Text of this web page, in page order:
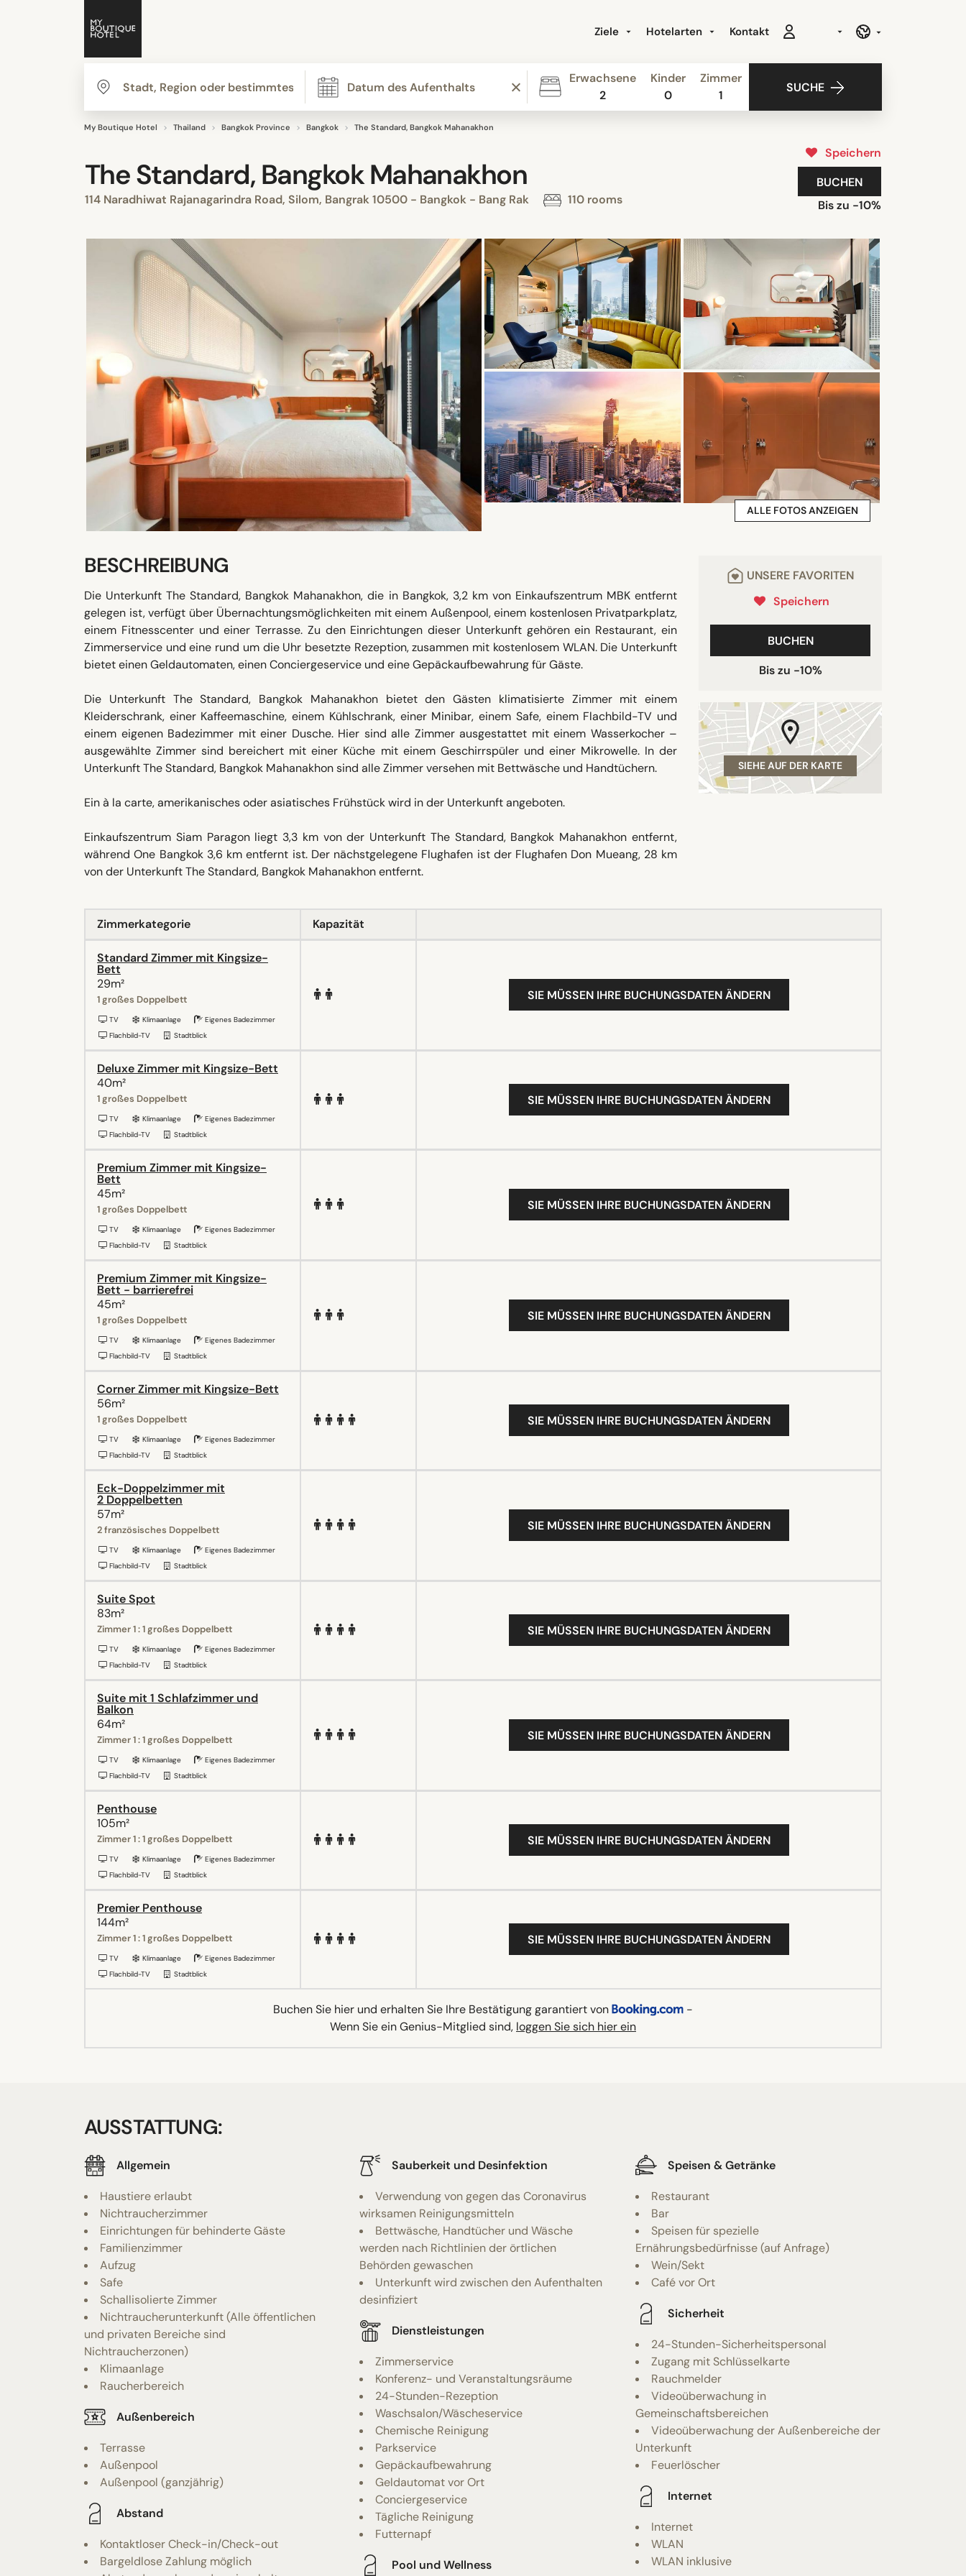
Ziele Hotelarten Kontakt
Erwachsene
2
Kinder
0
Zimmer
1
SUCHE
My Boutique Hotel Thailand Bangkok Province Bangkok The Standard, Bangkok Mahanakhon
The Standard, Bangkok Mahanakhon
114 Naradhiwat Rajanagarindra Road, Silom, Bangrak 10500 - Bangkok - Bang Rak 110 rooms
Speichern
BUCHEN
Bis zu -10%
ALLE FOTOS ANZEIGEN
UNSERE FAVORITEN
Speichern
BUCHEN
Bis zu -10%
SIEHE AUF DER KARTE
BESCHREIBUNG
Die Unterkunft The Standard, Bangkok Mahanakhon, die in Bangkok, 3,2 km von Einkaufszentrum MBK entfernt
gelegen ist, verfügt über Übernachtungsmöglichkeiten mit einem Außenpool, einem kostenlosen Privatparkplatz,
einem Fitnesscenter und einer Terrasse. Zu den Einrichtungen dieser Unterkunft gehören ein Restaurant, ein
Zimmerservice und eine rund um die Uhr besetzte Rezeption, zusammen mit kostenlosem WLAN. Die Unterkunft
bietet einen Geldautomaten, einen Conciergeservice und eine Gepäckaufbewahrung für Gäste.
Die Unterkunft The Standard, Bangkok Mahanakhon bietet den Gästen klimatisierte Zimmer mit einem
Kleiderschrank, einer Kaffeemaschine, einem Kühlschrank, einer Minibar, einem Safe, einem Flachbild-TV und
einem eigenen Badezimmer mit einer Dusche. Hier sind alle Zimmer ausgestattet mit einem Wasserkocher –
ausgewählte Zimmer sind bereichert mit einer Küche mit einem Geschirrspüler und einer Mikrowelle. In der
Unterkunft The Standard, Bangkok Mahanakhon sind alle Zimmer versehen mit Bettwäsche und Handtüchern.
Ein à la carte, amerikanisches oder asiatisches Frühstück wird in der Unterkunft angeboten.
Einkaufszentrum Siam Paragon liegt 3,3 km von der Unterkunft The Standard, Bangkok Mahanakhon entfernt,
während One Bangkok 3,6 km entfernt ist. Der nächstgelegene Flughafen ist der Flughafen Don Mueang, 28 km
von der Unterkunft The Standard, Bangkok Mahanakhon entfernt.
Zimmerkategorie Kapazität
Standard Zimmer mit Kingsize-
Bett
29m²
1 großes Doppelbett
TV Klimaanlage
Eigenes Badezimmer
Flachbild-TV
Stadtblick
SIE MÜSSEN IHRE BUCHUNGSDATEN ÄNDERN
Deluxe Zimmer mit Kingsize-Bett
40m²
1 großes Doppelbett
TV Klimaanlage
Eigenes Badezimmer
Flachbild-TV
Stadtblick
SIE MÜSSEN IHRE BUCHUNGSDATEN ÄNDERN
Premium Zimmer mit Kingsize-
Bett
45m²
1 großes Doppelbett
TV Klimaanlage
Eigenes Badezimmer
Flachbild-TV
Stadtblick
SIE MÜSSEN IHRE BUCHUNGSDATEN ÄNDERN
Premium Zimmer mit Kingsize-
Bett - barrierefrei
45m²
1 großes Doppelbett
TV Klimaanlage
Eigenes Badezimmer
Flachbild-TV
Stadtblick
SIE MÜSSEN IHRE BUCHUNGSDATEN ÄNDERN
Corner Zimmer mit Kingsize-Bett
56m²
1 großes Doppelbett
TV Klimaanlage
Eigenes Badezimmer
Flachbild-TV
Stadtblick
SIE MÜSSEN IHRE BUCHUNGSDATEN ÄNDERN
Eck-Doppelzimmer mit
2 Doppelbetten
57m²
2 französisches Doppelbett
TV Klimaanlage
Eigenes Badezimmer
Flachbild-TV
Stadtblick
SIE MÜSSEN IHRE BUCHUNGSDATEN ÄNDERN
Suite Spot
83m²
Zimmer 1 : 1 großes Doppelbett
TV Klimaanlage
Eigenes Badezimmer
Flachbild-TV
Stadtblick
SIE MÜSSEN IHRE BUCHUNGSDATEN ÄNDERN
Suite mit 1 Schlafzimmer und
Balkon
64m²
Zimmer 1 : 1 großes Doppelbett
TV Klimaanlage
Eigenes Badezimmer
Flachbild-TV
Stadtblick
SIE MÜSSEN IHRE BUCHUNGSDATEN ÄNDERN
Penthouse
105m²
Zimmer 1 : 1 großes Doppelbett
TV Klimaanlage
Eigenes Badezimmer
Flachbild-TV
Stadtblick
SIE MÜSSEN IHRE BUCHUNGSDATEN ÄNDERN
Premier Penthouse
144m²
Zimmer 1 : 1 großes Doppelbett
TV Klimaanlage
Eigenes Badezimmer
Flachbild-TV
Stadtblick
SIE MÜSSEN IHRE BUCHUNGSDATEN ÄNDERN
Buchen Sie hier und erhalten Sie Ihre Bestätigung garantiert von
-
Wenn Sie ein Genius-Mitglied sind, loggen Sie sich hier ein
AUSSTATTUNG:
Allgemein
Haustiere erlaubt
Nichtraucherzimmer
Einrichtungen für behinderte Gäste
Familienzimmer
Aufzug
Safe
Schallisolierte Zimmer
Nichtraucherunterkunft (Alle öffentlichen
und privaten Bereiche sind
Nichtraucherzonen)
Klimaanlage
Raucherbereich
Außenbereich
Terrasse
Außenpool
Außenpool (ganzjährig)
Abstand
Kontaktloser Check-in/Check-out
Bargeldlose Zahlung möglich
Sauberkeit und Desinfektion
Verwendung von gegen das Coronavirus
wirksamen Reinigungsmitteln
Bettwäsche, Handtücher und Wäsche
werden nach Richtlinien der örtlichen
Behörden gewaschen
Unterkunft wird zwischen den Aufenthalten
desinfiziert
Dienstleistungen
Zimmerservice
Konferenz- und Veranstaltungsräume
24-Stunden-Rezeption
Waschsalon/Wäscheservice
Chemische Reinigung
Parkservice
Gepäckaufbewahrung
Geldautomat vor Ort
Conciergeservice
Tägliche Reinigung
Futternapf
Pool und Wellness
Speisen & Getränke
Restaurant
Bar
Speisen für spezielle
Ernährungsbedürfnisse (auf Anfrage)
Wein/Sekt
Café vor Ort
Sicherheit
24-Stunden-Sicherheitspersonal
Zugang mit Schlüsselkarte
Rauchmelder
Videoüberwachung in
Gemeinschaftsbereichen
Videoüberwachung der Außenbereiche der
Unterkunft
Feuerlöscher
Internet
Internet
WLAN
WLAN inklusive